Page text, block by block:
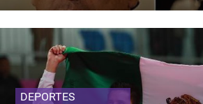
DEPORTES